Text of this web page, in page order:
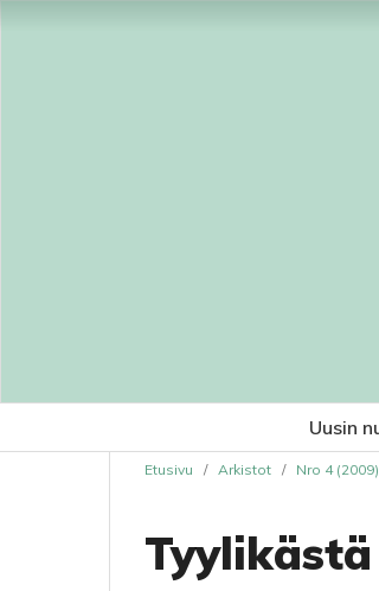
Uusin
Etusivu / Arkistot / Nro 4 (2009)